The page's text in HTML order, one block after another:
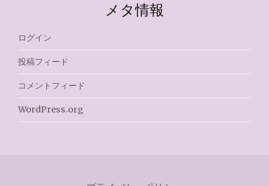
メタ情報
ログイン
投稿フィード
コメントフィード
WordPress.org